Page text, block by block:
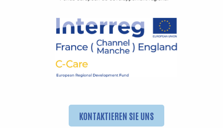
KONTAKTIEREN SIE UNS